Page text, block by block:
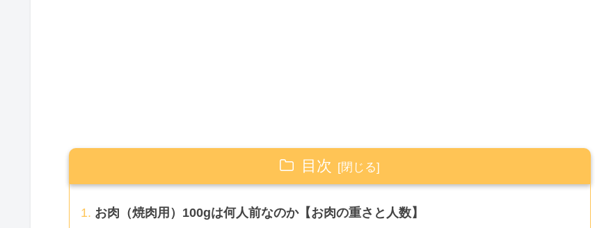
目次
お肉（焼肉用）100gは何人前なのか【お肉の重さと人数】